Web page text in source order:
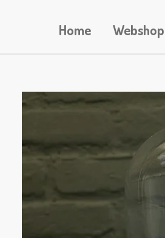
Home Webshop